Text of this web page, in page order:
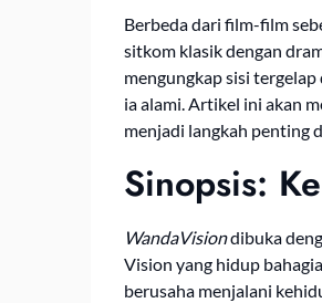
Berbeda dari film-film
sitkom klasik dengan
mengungkap sisi
ia alami. Artikel ini akan
menjadi langkah penting
Sinopsis:
WandaVisiondibuka
Vision yang hidup
berusaha menjalani